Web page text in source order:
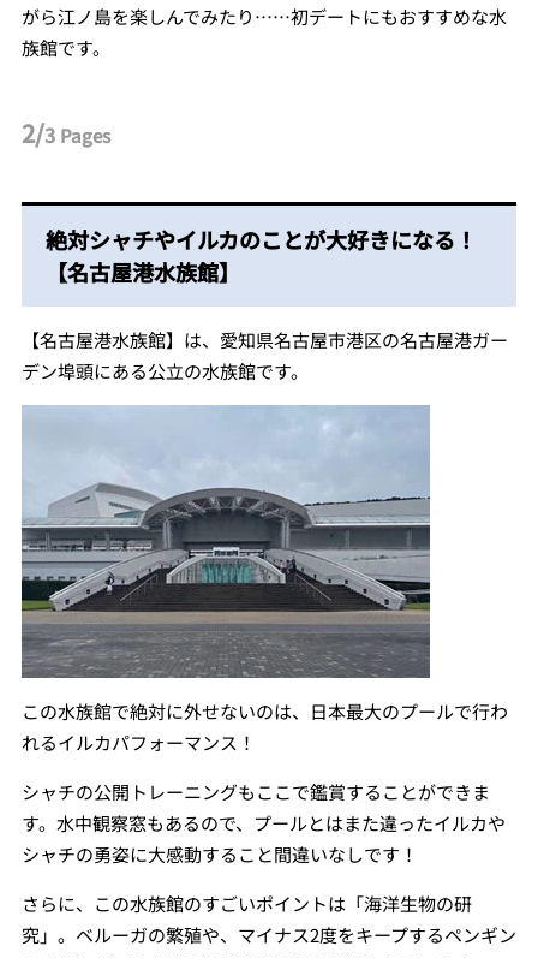
がら江ノ島を楽しんでみたり……初デートにもおすすめな水
族館です。
2/3 Pages
絶対シャチやイルカのことが大好きになる！
【名古屋港水族館】
【名古屋港水族館】は、愛知県名古屋市港区の名古屋港ガー
デン埠頭にある公立の水族館です。
この水族館で絶対に外せないのは、日本最大のプールで行わ
れるイルカパフォーマンス！
シャチの公開トレーニングもここで鑑賞することができま
す。水中観察窓もあるので、プールとはまた違ったイルカや
シャチの勇姿に大感動すること間違いなしです！
さらに、この水族館のすごいポイントは「海洋生物の研
究」。ベルーガの繁殖や、マイナス2度をキープするペンギン